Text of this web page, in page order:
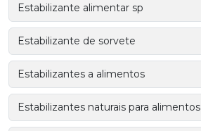
Estabilizante alimentar sp
Estabilizante de sorvete
Estabilizantes a alimentos
Estabilizantes naturais para alimentos